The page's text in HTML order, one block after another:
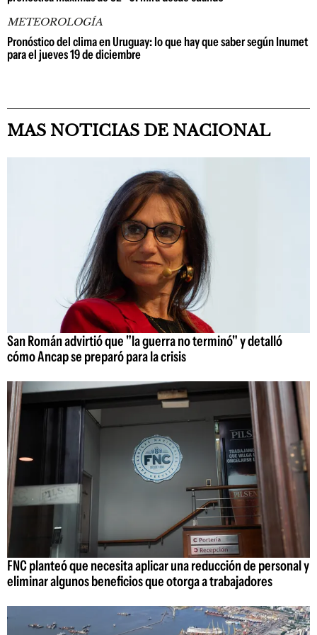
METEOROLOGÍA
Pronóstico del clima en Uruguay: lo que hay que saber según Inumet
para el jueves 19 de diciembre
MAS NOTICIAS DE NACIONAL
San Román advirtió que "la guerra no terminó" y detalló
cómo Ancap se preparó para la crisis
FNC planteó que necesita aplicar una reducción de personal y
eliminar algunos beneficios que otorga a trabajadores